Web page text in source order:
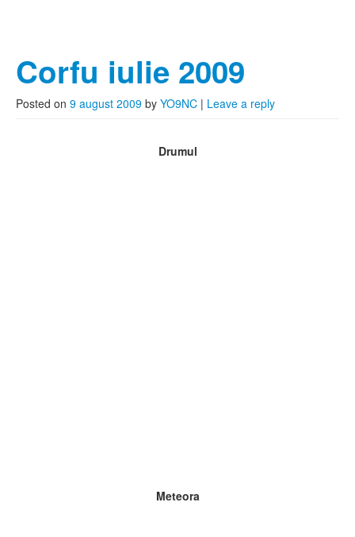
Corfu iulie 2009
Posted on 9 august 2009 by YO9NC | Leave a reply
Drumul
Meteora